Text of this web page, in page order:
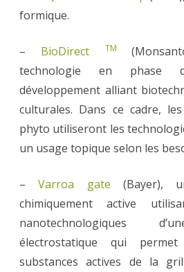
formique.
– BioDirect TM
technologie en phase
développement alliant
culturales. Dans ce cadre,
phyto utiliseront les
un usage topique selon les
–Varroa gate (Bayer),
chimiquement active
nanotechnologiques
électrostatique qui
substances actives de la